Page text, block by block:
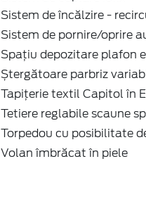
Sistem de încălzire -
Sistem de pornire/oprire
Spațiu depozitare plafon
Ștergătoare parbriz
Tapițerie textil Capitol în
Tetiere reglabile scaune
Torpedou cu posibilitate
Volan îmbrăcat în piele